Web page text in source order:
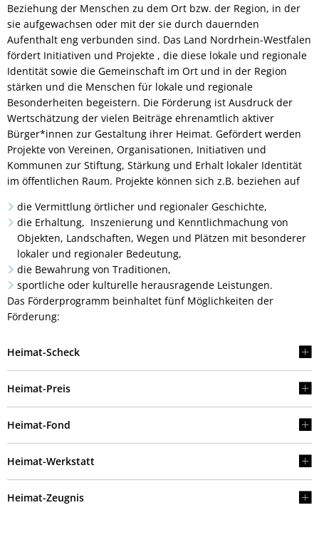
Beziehung der Menschen zu dem Ort bzw. der Region, in der
sie aufgewachsen oder mit der sie durch dauernden
Aufenthalt eng verbunden sind. Das Land Nordrhein-Westfalen
fördert Initiativen und Projekte , die diese lokale und regionale
Identität sowie die Gemeinschaft im Ort und in der Region
stärken und die Menschen für lokale und regionale
Besonderheiten begeistern. Die Förderung ist Ausdruck der
Wertschätzung der vielen Beiträge ehrenamtlich aktiver
Bürger*innen zur Gestaltung ihrer Heimat. Gefördert werden
Projekte von Vereinen, Organisationen, Initiativen und
Kommunen zur Stiftung, Stärkung und Erhalt lokaler Identität
im öffentlichen Raum. Projekte können sich z.B. beziehen auf
die Vermittlung örtlicher und regionaler Geschichte,
die Erhaltung, Inszenierung und Kenntlichmachung von
Objekten, Landschaften, Wegen und Plätzen mit besonderer
lokaler und regionaler Bedeutung,
die Bewahrung von Traditionen,
sportliche oder kulturelle herausragende Leistungen.
Das Förderprogramm beinhaltet fünf Möglichkeiten der
Förderung:
Heimat-Scheck
Heimat-Preis
Heimat-Fond
Heimat-Werkstatt
Heimat-Zeugnis